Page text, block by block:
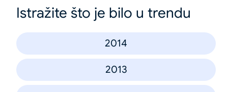
Istražite što je bilo u trendu
2014
2013